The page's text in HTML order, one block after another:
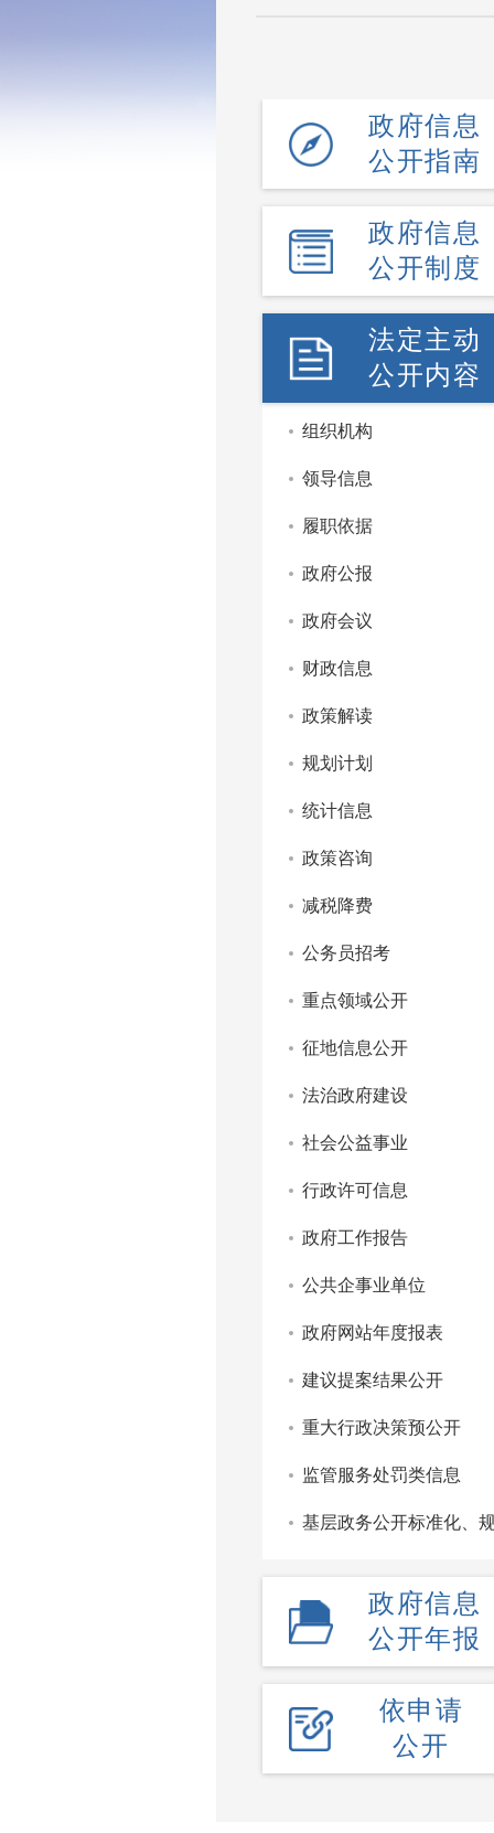
政府信息
公开指南
政府信息
公开制度
法定主动
公开内容
组织机构
领导信息
履职依据
政府公报
政府会议
财政信息
政策解读
规划计划
统计信息
政策咨询
减税降费
公务员招考
重点领域公开
征地信息公开
法治政府建设
社会公益事业
行政许可信息
政府工作报告
公共企事业单位
政府网站年度报表
建议提案结果公开
重大行政决策预公开
监管服务处罚类信息
基层政务公开标准化、
政府信息
公开年报
依申请
公开